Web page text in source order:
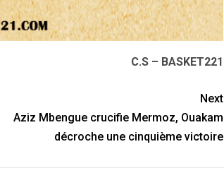
C.S – BASKET221
Next
Aziz Mbengue crucifie Mermoz, Ouakam
décroche une cinquième victoire